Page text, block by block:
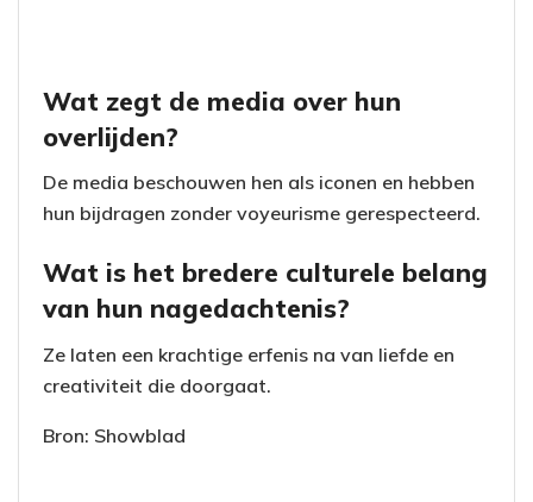
Wat zegt de media over hun
overlijden?
De media beschouwen hen als iconen en hebben
hun bijdragen zonder voyeurisme gerespecteerd.
Wat is het bredere culturele belang
van hun nagedachtenis?
Ze laten een krachtige erfenis na van liefde en
creativiteit die doorgaat.
Bron: Showblad